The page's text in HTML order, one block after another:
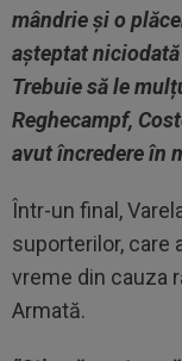
mândrie și o
așteptat niciodată
Trebuie să le
Reghecampf,
avut încredere în
Într-un final,
suporterilor, care
vreme din cauza
Armată.